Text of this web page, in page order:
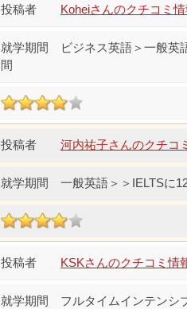
Koheiさんのクチコミ
ビジネス英語＞一般英
間
河内祐子さんのクチコ
一般英語＞＞IELTSに
KSKさんのクチコミ情
フルタイムインテンシ